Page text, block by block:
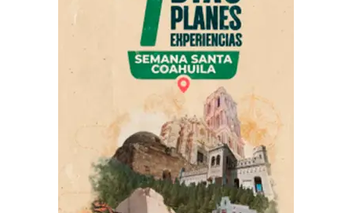
Al respecto, Javier Fuentes de la Peña, director del
Consejo Editorial del Estado, destacó la importancia de
la escritura y de quienes contribuyen al desarrollo
cultural a través de ella.
ADVERTISEMENT